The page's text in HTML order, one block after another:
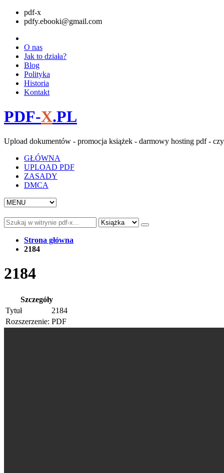
pdf-x
pdfy.ebooki@gmail.com
O nas
Jak to działa?
Blog
Polityka
Historia
Kontakt
PDF-X.PL
Upload dokumentów - promocja książek - darmowy hosting pdf -
GŁÓWNA
UPLOAD PDF
ZASADY
DMCA
Strona główna
2184
2184
Szczegóły
Tytuł
2184
Rozszerzenie: PDF